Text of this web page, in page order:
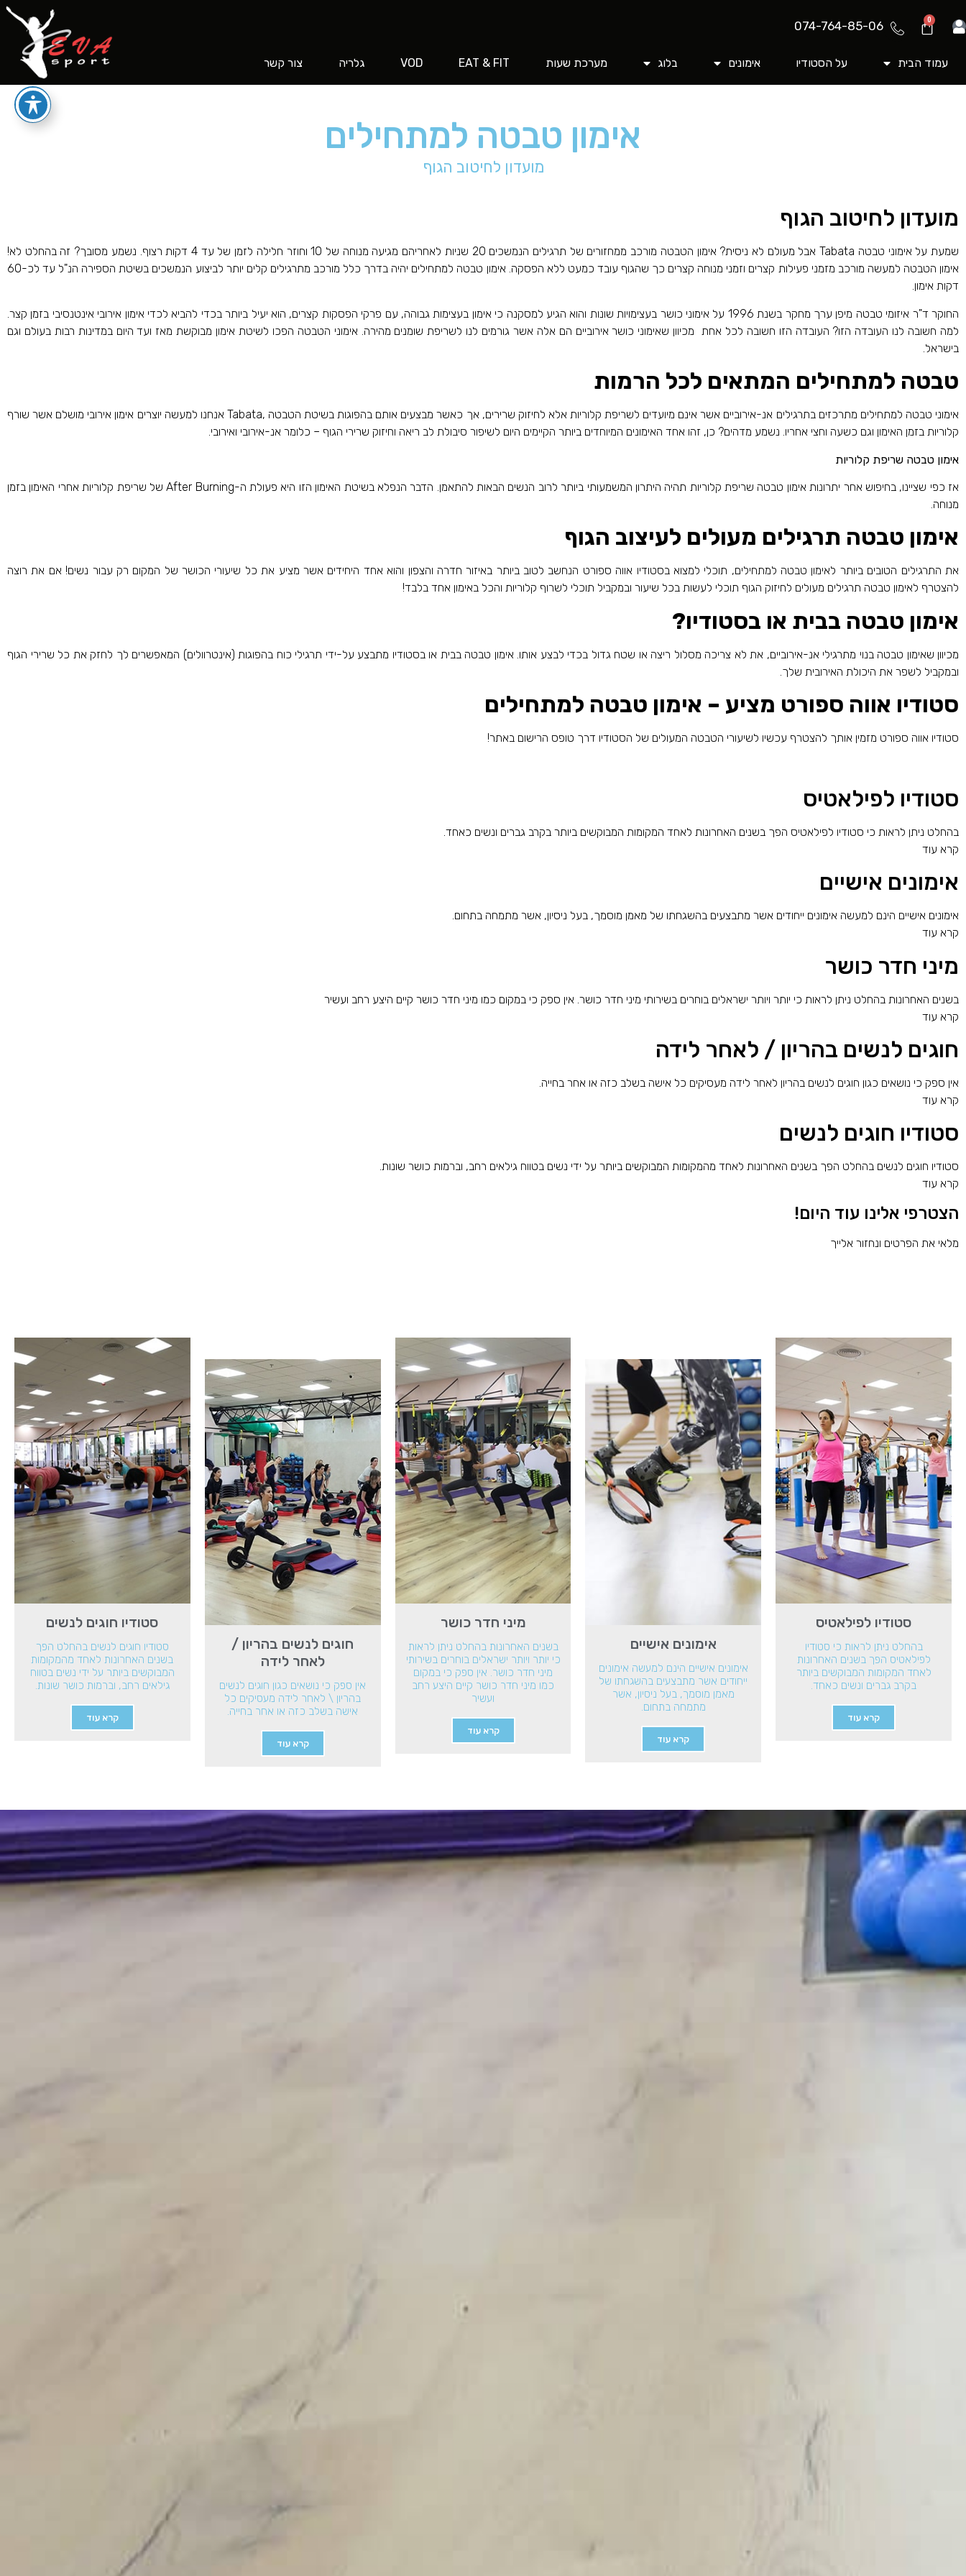
0
074-764-85-06
עמוד הבית על הסטודיו אימונים בלוג מערכת שעות EAT & FIT
VOD גלריה צור קשר
אימון טבטה למתחילים
מועדון לחיטוב הגוף
מועדון לחיטוב הגוף
שמעת על אימוני טבטה Tabata אבל מעולם לא ניסית? אימון הטבטה מורכב ממחזורים של תרגילים הנמשכים 20 שניות לאחריהם מגיעה מנוחה של 10 וחוזר חלילה לזמן של עד 4 דקות רצוף. נשמע מסובך? זה בהחלט לא!
אימון הטבטה למעשה מורכב מזמני פעילות קצרים וזמני מנוחה קצרים כך שהגוף עובד כמעט ללא הפסקה. אימון טבטה למתחילים יהיה בדרך כלל מורכב מתרגילים קלים יותר לביצוע הנמשכים בשיטת הספירה הנ"ל עד לכ-60
דקות אימון.
החוקר ד"ר איזומי טבטה מיפן ערך מחקר בשנת 1996 על אימוני כושר בעצימויות שונות והוא הגיע למסקנה כי אימון בעצימות גבוהה, עם פרקי הפסקות קצרים, הוא יעיל ביותר בכדי להביא לכדי אימון אירובי אינטנסיבי בזמן קצר.
למה חשובה לנו העובדה הזו? העובדה הזו חשובה לכל אחת מכיוון שאימוני כושר אירוביים הם אלה אשר גורמים לנו לשריפת שומנים מהירה. אימוני הטבטה הפכו לשיטת אימון מבוקשת מאז ועד היום במדינות רבות בעולם וגם
בישראל.
טבטה למתחילים המתאים לכל הרמות
אימוני טבטה למתחילים מתרכזים בתרגילים אנ-אירוביים אשר אינם מיועדים לשריפת קלוריות אלא לחיזוק שרירים, אך כאשר מבצעים אותם בהפוגות בשיטת הטבטה ,Tabata אנחנו למעשה יוצרים אימון אירובי מושלם אשר שורף
קלוריות בזמן האימון וגם כשעה וחצי אחריו. נשמע מדהים? כן, זהו אחד האימונים המיוחדים ביותר הקיימים היום לשיפור סיבולת לב ריאה וחיזוק שרירי הגוף – כלומר אנ-אירובי ואירובי.
אימון טבטה שריפת קלוריות
אז כפי שציינו, בחיפוש אחר יתרונות אימון טבטה שריפת קלוריות תהיה היתרון המשמעותי ביותר לרוב הנשים הבאות להתאמן. הדבר הנפלא בשיטת האימון הזו היא פעולת ה-After Burning של שריפת קלוריות אחרי האימון בזמן
מנוחה.
אימון טבטה תרגילים מעולים לעיצוב הגוף
את התרגילים הטובים ביותר לאימון טבטה למתחילים, תוכלי למצוא בסטודיו אווה ספורט הנחשב לטוב ביותר באיזור חדרה והצפון והוא אחד היחידים אשר מציע את כל שיעורי הכושר של המקום רק עבור נשים! אם את רוצה
להצטרף לאימון טבטה תרגילים מעולים לחיזוק הגוף תוכלי לעשות בכל שיעור ובמקביל תוכלי לשרוף קלוריות והכל באימון אחד בלבד!
אימון טבטה בבית או בסטודיו?
מכיוון שאימון טבטה בנוי מתרגילי אנ-אירוביים, את לא צריכה מסלול ריצה או שטח גדול בכדי לבצע אותו. אימון טבטה בבית או בסטודיו מתבצע על-ידי תרגילי כוח בהפוגות (אינטרוולים) המאפשרים לך לחזק את כל שרירי הגוף
ובמקביל לשפר את היכולת האירובית שלך.
סטודיו אווה ספורט מציע – אימון טבטה למתחילים
סטודיו אווה ספורט מזמין אותך להצטרף עכשיו לשיעורי הטבטה המעולים של הסטודיו דרך טופס הרישום באתר!
סטודיו לפילאטיס
בהחלט ניתן לראות כי סטודיו לפילאטיס הפך בשנים האחרונות לאחד המקומות המבוקשים ביותר בקרב גברים ונשים כאחד.
קרא עוד
אימונים אישיים
אימונים אישיים הינם למעשה אימונים ייחודים אשר מתבצעים בהשגחתו של מאמן מוסמך, בעל ניסיון, אשר מתמחה בתחום.
קרא עוד
מיני חדר כושר
בשנים האחרונות בהחלט ניתן לראות כי יותר ויותר ישראלים בוחרים בשירותי מיני חדר כושר. אין ספק כי במקום כמו מיני חדר כושר קיים היצע רחב ועשיר
קרא עוד
חוגים לנשים בהריון / לאחר לידה
אין ספק כי נושאים כגון חוגים לנשים בהריון לאחר לידה מעסיקים כל אישה בשלב כזה או אחר בחייה.
קרא עוד
סטודיו חוגים לנשים
סטודיו חוגים לנשים בהחלט הפך בשנים האחרונות לאחד מהמקומות המבוקשים ביותר על ידי נשים בטווח גילאים רחב, וברמות כושר שונות.
קרא עוד
הצטרפי אלינו עוד היום!
מלאי את הפרטים ונחזור אלייך
סטודיו לפילאטיס
בהחלט ניתן לראות כי סטודיו
לפילאטיס הפך בשנים האחרונות
לאחד המקומות המבוקשים ביותר
בקרב גברים ונשים כאחד.
קרא עוד
אימונים אישיים
אימונים אישיים הינם למעשה אימונים
ייחודים אשר מתבצעים בהשגחתו של
מאמן מוסמך, בעל ניסיון, אשר
מתמחה בתחום.
קרא עוד
מיני חדר כושר
בשנים האחרונות בהחלט ניתן לראות
כי יותר ויותר ישראלים בוחרים בשירותי
מיני חדר כושר. אין ספק כי במקום
כמו מיני חדר כושר קיים היצע רחב
ועשיר
קרא עוד
חוגים לנשים בהריון /
לאחר לידה
אין ספק כי נושאים כגון חוגים לנשים
בהריון \ לאחר לידה מעסיקים כל
אישה בשלב כזה או אחר בחייה.
קרא עוד
סטודיו חוגים לנשים
סטודיו חוגים לנשים בהחלט הפך
בשנים האחרונות לאחד מהמקומות
המבוקשים ביותר על ידי נשים בטווח
גילאים רחב, וברמות כושר שונות.
קרא עוד